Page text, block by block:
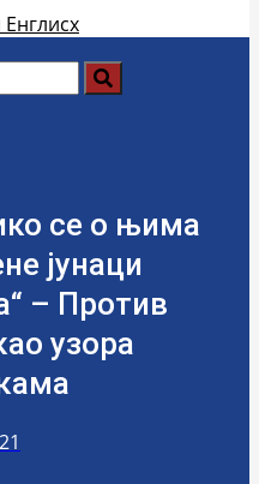
се о њима
јунаци
– Против
узора